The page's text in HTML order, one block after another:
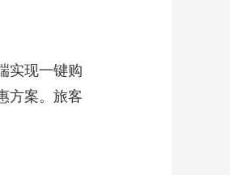
实现一键购
方案。旅客